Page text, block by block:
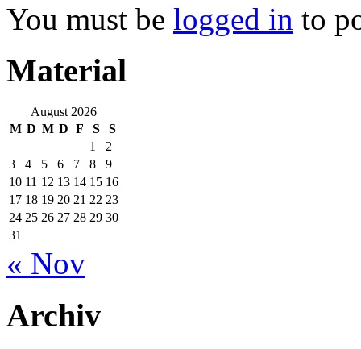
You must be logged in to
Material
August 2026
M D M D F S
S
1
2
3
4 5 6 7 8
9
10 11 12 13 14 15 16
17 18 19 20 21 22 23
24 25 26 27 28 29 30
31
« Nov
Archiv